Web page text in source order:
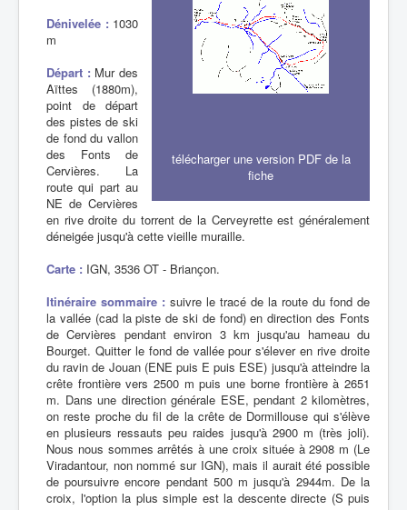
télécharger une version PDF de la
fiche
Dénivelée : 1030
m
Départ : Mur des
Aïttes (1880m),
point de départ
des pistes de ski
de fond du vallon
des Fonts de
Cervières. La
route qui part au
NE de Cervières
en rive droite du torrent de la Cerveyrette est généralement
déneigée jusqu'à cette vieille muraille.
Carte : IGN, 3536 OT - Briançon.
Itinéraire sommaire : suivre le tracé de la route du fond de
la vallée (cad la piste de ski de fond) en direction des Fonts
de Cervières pendant environ 3 km jusqu'au hameau du
Bourget. Quitter le fond de vallée pour s'élever en rive droite
du ravin de Jouan (ENE puis E puis ESE) jusqu'à atteindre la
crête frontière vers 2500 m puis une borne frontière à 2651
m. Dans une direction générale ESE, pendant 2 kilomètres,
on reste proche du fil de la crête de Dormillouse qui s'élève
en plusieurs ressauts peu raides jusqu'à 2900 m (très joli).
Nous nous sommes arrêtés à une croix située à 2908 m (Le
Viradantour, non nommé sur IGN), mais il aurait été possible
de poursuivre encore pendant 500 m jusqu'à 2944m. De la
croix, l'option la plus simple est la descente directe (S puis